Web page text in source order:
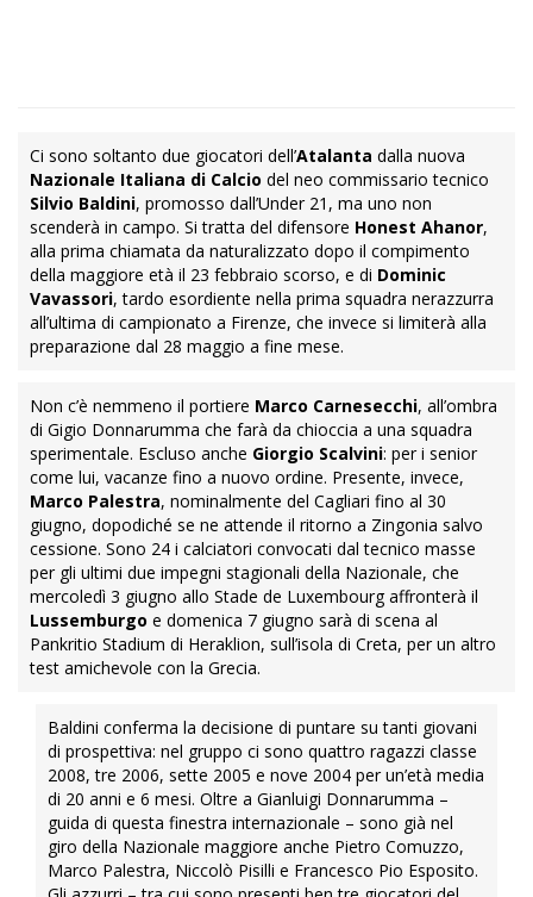
Ci sono soltanto due giocatori dell’Atalanta dalla nuova
Nazionale Italiana di Calcio del neo commissario tecnico
Silvio Baldini, promosso dall’Under 21, ma uno non
scenderà in campo. Si tratta del difensore Honest Ahanor,
alla prima chiamata da naturalizzato dopo il compimento
della maggiore età il 23 febbraio scorso, e di Dominic
Vavassori, tardo esordiente nella prima squadra nerazzurra
all’ultima di campionato a Firenze, che invece si limiterà alla
preparazione dal 28 maggio a fine mese.
Non c’è nemmeno il portiere Marco Carnesecchi, all’ombra
di Gigio Donnarumma che farà da chioccia a una squadra
sperimentale. Escluso anche Giorgio Scalvini: per i senior
come lui, vacanze fino a nuovo ordine. Presente, invece,
Marco Palestra, nominalmente del Cagliari fino al 30
giugno, dopodiché se ne attende il ritorno a Zingonia salvo
cessione. Sono 24 i calciatori convocati dal tecnico masse
per gli ultimi due impegni stagionali della Nazionale, che
mercoledì 3 giugno allo Stade de Luxembourg affronterà il
Lussemburgo e domenica 7 giugno sarà di scena al
Pankritio Stadium di Heraklion, sull’isola di Creta, per un altro
test amichevole con la Grecia.
Baldini conferma la decisione di puntare su tanti giovani
di prospettiva: nel gruppo ci sono quattro ragazzi classe
2008, tre 2006, sette 2005 e nove 2004 per un’età media
di 20 anni e 6 mesi. Oltre a Gianluigi Donnarumma –
guida di questa finestra internazionale – sono già nel
giro della Nazionale maggiore anche Pietro Comuzzo,
Marco Palestra, Niccolò Pisilli e Francesco Pio Esposito.